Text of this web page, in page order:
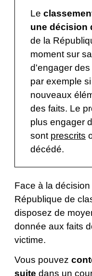
Le
une décision
de la
moment sur
d'engager
par exemple
nouveaux
des faits. Le
plus engager
sont prescrits
décédé.
Face à la
République de
disposez de
donnée aux faits
victime.
Vous pouvez
suite dans un